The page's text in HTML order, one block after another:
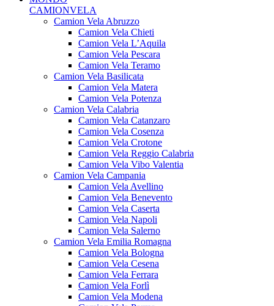
CAMIONVELA
Camion Vela Abruzzo
Camion Vela Chieti
Camion Vela L’Aquila
Camion Vela Pescara
Camion Vela Teramo
Camion Vela Basilicata
Camion Vela Matera
Camion Vela Potenza
Camion Vela Calabria
Camion Vela Catanzaro
Camion Vela Cosenza
Camion Vela Crotone
Camion Vela Reggio Calabria
Camion Vela Vibo Valentia
Camion Vela Campania
Camion Vela Avellino
Camion Vela Benevento
Camion Vela Caserta
Camion Vela Napoli
Camion Vela Salerno
Camion Vela Emilia Romagna
Camion Vela Bologna
Camion Vela Cesena
Camion Vela Ferrara
Camion Vela Forlì
Camion Vela Modena